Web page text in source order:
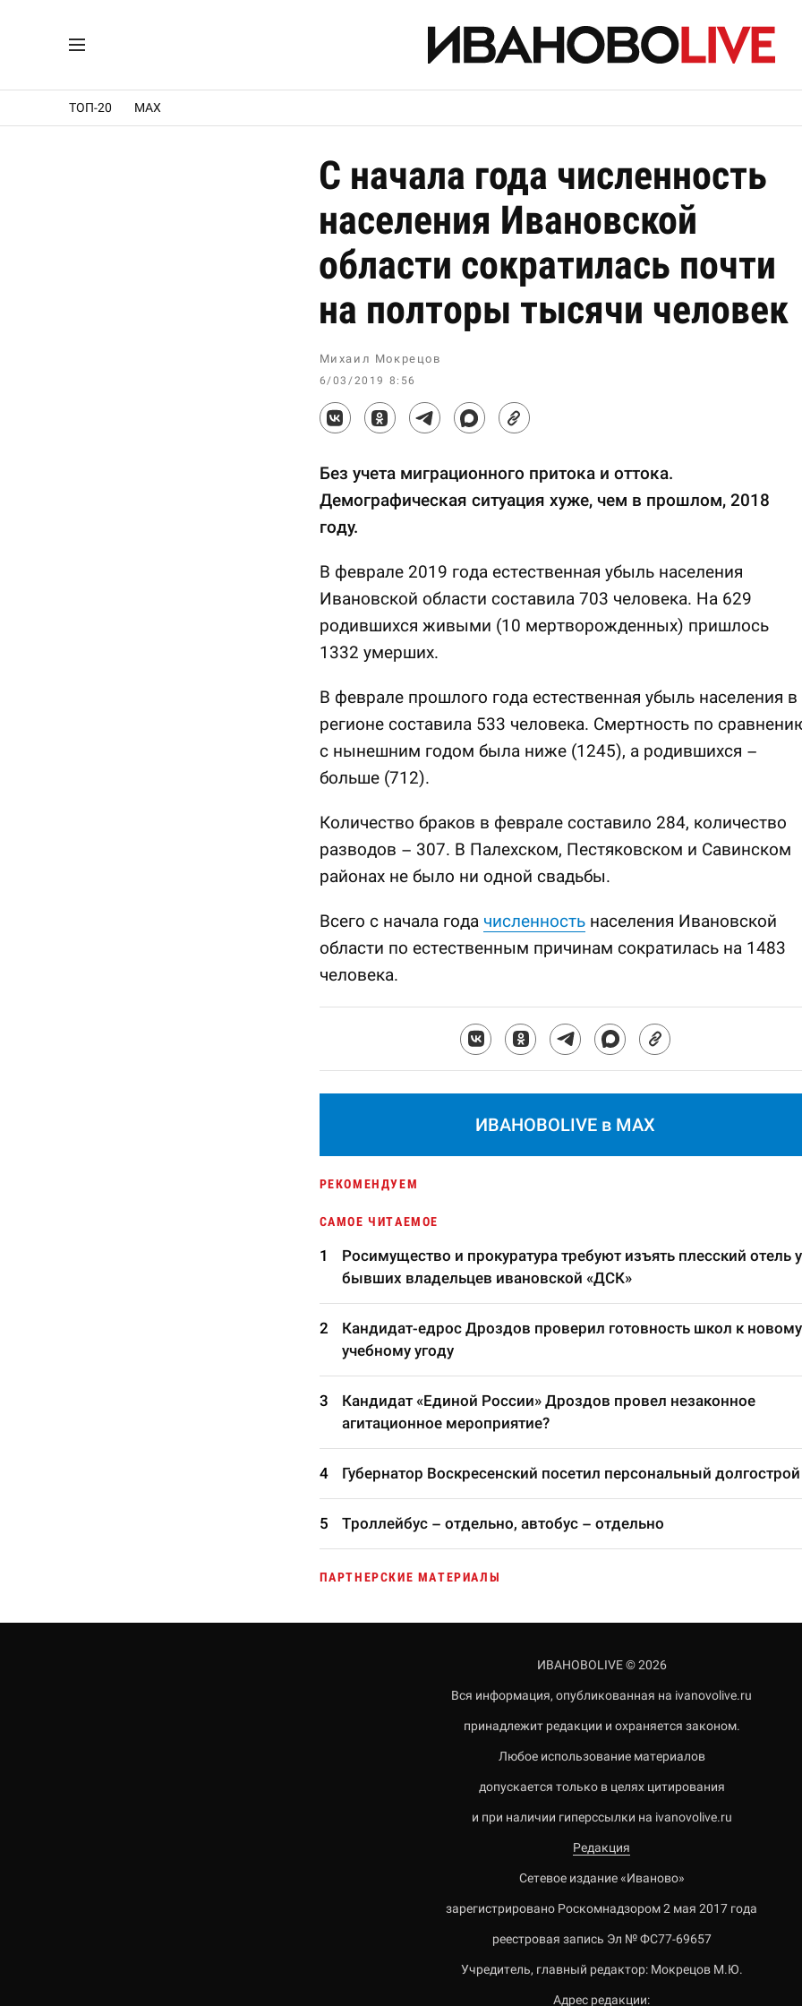
ТОП-20 MAX
С начала года численность
населения Ивановской
области сократилась почти
на полторы тысячи человек
Михаил Мокрецов
6/03/2019 8:56
Без учета миграционного притока и оттока.
Демографическая ситуация хуже, чем в прошлом, 2018
году.
В феврале 2019 года естественная убыль населения
Ивановской области составила 703 человека. На 629
родившихся живыми (10 мертворожденных) пришлось
1332 умерших.
В феврале прошлого года естественная убыль населения в
регионе составила 533 человека. Смертность по
с нынешним годом была ниже (1245), а родившихся –
больше (712).
Количество браков в феврале составило 284, количество
разводов – 307. В Палехском, Пестяковском и Савинском
районах не было ни одной свадьбы.
Всего с начала года численностьнаселения Ивановской
области по естественным причинам сократилась на 1483
человека.
ИВАНОВОLIVE в MAX
РЕКОМЕНДУЕМ
САМОЕ ЧИТАЕМОЕ
Росимущество и прокуратура требуют изъять плесский отель у
бывших владельцев ивановской «ДСК»
Кандидат-едрос Дроздов проверил готовность школ к новому
учебному угоду
Кандидат «Единой России» Дроздов провел незаконное
агитационное мероприятие?
Губернатор Воскресенский посетил персональный долгострой
Троллейбус – отдельно, автобус – отдельно
ПАРТНЕРСКИЕ МАТЕРИАЛЫ
ИВАНОВОLIVE © 2026
Вся информация, опубликованная на ivanovolive.ru
принадлежит редакции и охраняется законом.
Любое использование материалов
допускается только в целях цитирования
и при наличии гиперссылки на ivanovolive.ru
Редакция
Сетевое издание «Иваново»
зарегистрировано Роскомнадзором 2 мая 2017 года
реестровая запись Эл № ФС77-69657
Учредитель, главный редактор: Мокрецов М.Ю.
Адрес редакции: